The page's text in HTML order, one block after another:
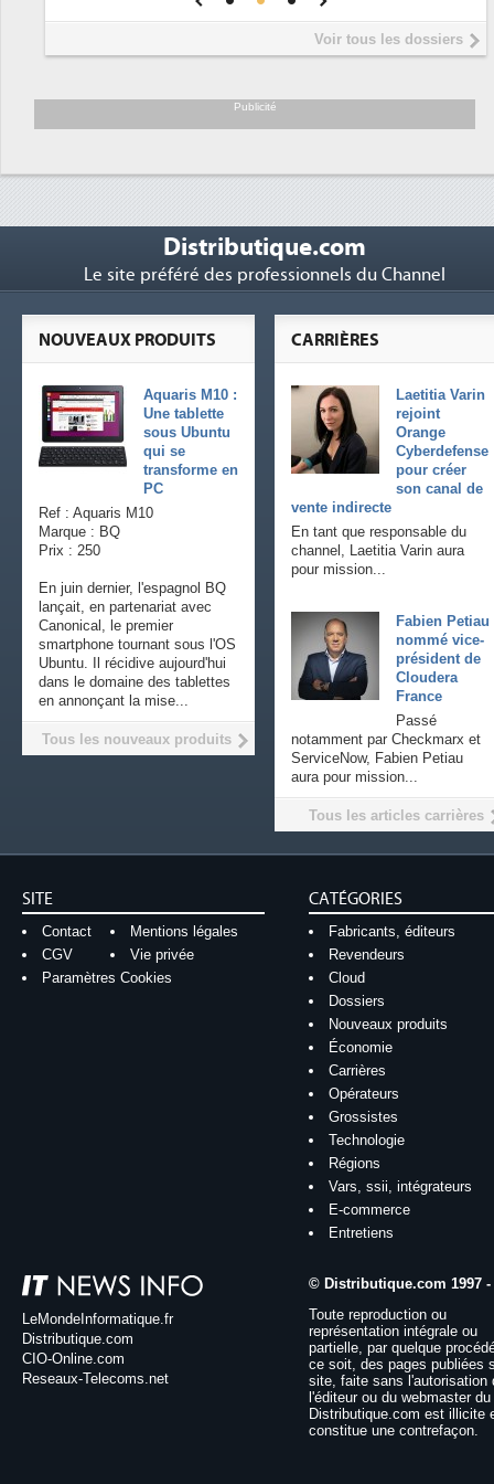
Interview de Fabrice Coquio,
président de Digital Realty...
soutient les...
Voir tous les dossiers
Publicité
Distributique.com
Le site préféré des professionnels du Channel
CARRIÈRES
Laetitia Varin
rejoint
Orange
Cyberdefense
pour créer
son canal de
vente indirecte
En tant que responsable du
channel, Laetitia Varin aura
pour mission...
Fabien Petiau
nommé vice-
président de
Cloudera
France
Passé
notamment par Checkmarx et
ServiceNow, Fabien Petiau
aura pour mission...
Tous les articles carrières
NOUVEAUX PRODUITS
Aquaris M10 :
Une tablette
sous Ubuntu
qui se
transforme en
PC
Ref : Aquaris M10
Marque : BQ
Prix : 250
En juin dernier, l'espagnol BQ
lançait, en partenariat avec
Canonical, le premier
smartphone tournant sous l'OS
Ubuntu. Il récidive aujourd'hui
dans le domaine des tablettes
en annonçant la mise...
Tous les nouveaux produits
SITE
Contact
Mentions légales
CGV
Vie privée
Paramètres Cookies
CATÉGORIES
Fabricants, éditeurs
Revendeurs
Cloud
Dossiers
Nouveaux produits
Économie
Carrières
Opérateurs
Grossistes
Technologie
Régions
Vars, ssii, intégrateurs
E-commerce
Entretiens
LeMondeInformatique.fr
Distributique.com
CIO-Online.com
Reseaux-Telecoms.net
© Distributique.com 1997 -
Toute reproduction ou
représentation intégrale ou
partielle, par quelque
ce soit, des pages publiées
site, faite sans l'autorisation
l'éditeur ou du webmaster
Distributique.com est illicite
constitue une contrefaçon.